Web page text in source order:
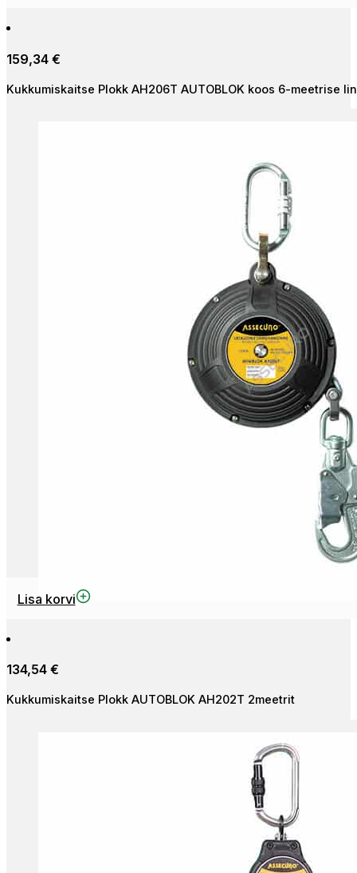
varianti.
saab
159,34 €
Kukkumiskaitse Plokk AH206T AUTOBLOK koos 6-meetrise
Lisa korvi
134,54 €
Kukkumiskaitse Plokk AUTOBLOK AH202T 2meetrit